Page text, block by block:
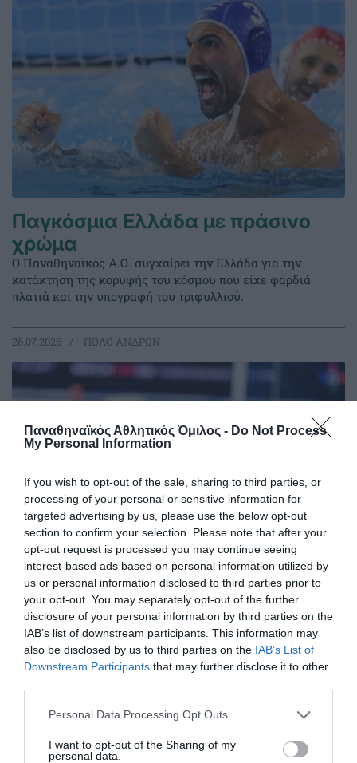
Παναθηναϊκός Αθλητικός Όμιλος - Do Not Process
My Personal Information
If you wish to opt-out of the sale, sharing to third parties, or
processing of your personal or sensitive information for
targeted advertising by us, please use the below opt-out
section to confirm your selection. Please note that after your
opt-out request is processed you may continue seeing
interest-based ads based on personal information utilized by
us or personal information disclosed to third parties prior to
your opt-out. You may separately opt-out of the further
disclosure of your personal information by third parties on the
IAB’s list of downstream participants. This information may
also be disclosed by us to third parties on the IAB’s List of
Downstream Participants that may further disclose it to other
Please note that this website/app uses one or more Google
not limited to your visit or usage behaviour. You may click to
Personal Data Processing Opt Outs
I want to opt-out of the Sharing of my
personal data.
Παγκόσμια Ελλάδα με πράσινο
χρώμα
Ο Παναθηναϊκός Α.Ο. συγχαίρει την Ελλάδα για την
κατάκτηση της κορυφής του κόσμου που είχε φαρδιά
πλατιά και την υπογραφή του τριφυλλιού.
26.07.2026 ΠΟΛΟ ΑΝΔΡΩΝ
Η Εθνική στον τελικό με 7
«πράσινα» γκολ!
Ο Παναθηναϊκός αποτελεί πλέον κεντρικό αιμοδότη της
Εθνικής και στο πόλο και οι «πράσινοι» οδήγησαν τη
«γαλανόλευκη» στον τελικό, δείχνοντας ότι ο Σύλλογος
25.07.2026 ΠΟΛΟ ΑΝΔΡΩΝ